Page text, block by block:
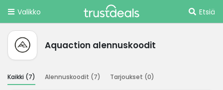
Valikko Etsiä
Aquaction alennuskoodit
Kaikki (7) Alennuskoodit (7) Tarjoukset (0)